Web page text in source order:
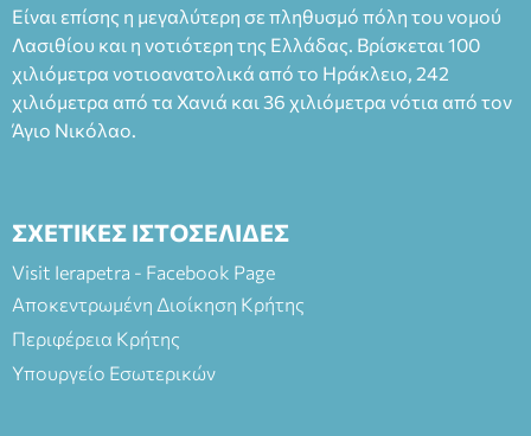
Είναι επίσης η μεγαλύτερη σε πληθυσμό πόλη του νομού
Λασιθίου και η νοτιότερη της Ελλάδας. Βρίσκεται 100
χιλιόμετρα νοτιοανατολικά από το Ηράκλειο, 242
χιλιόμετρα από τα Χανιά και 36 χιλιόμετρα νότια από τον
Άγιο Νικόλαο.
ΣΧΕΤΙΚΕΣ ΙΣΤΟΣΕΛΙΔΕΣ
Visit Ierapetra - Facebook Page
Αποκεντρωμένη Διοίκηση Κρήτης
Περιφέρεια Κρήτης
Υπουργείο Εσωτερικών